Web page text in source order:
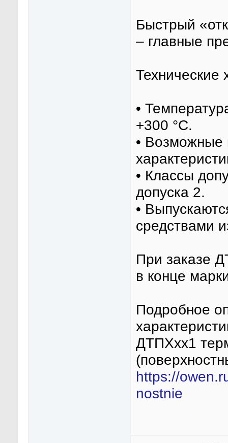
Быстрый
– главные
Технические
•
+300 °С.
• Возможные
• Классы
допуска 2.
•
средствами
При заказе
в конце
Подробное
ДТПХхх1
https://
nostnie